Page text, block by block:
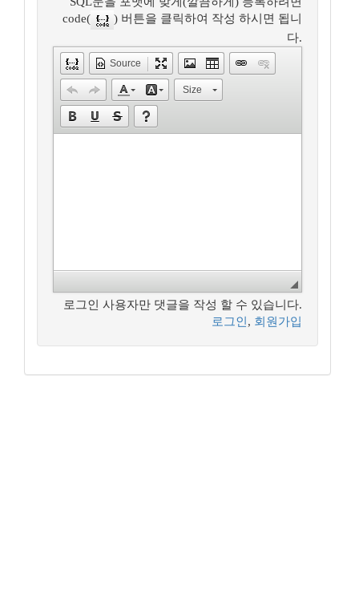
code(
) 버튼을 클릭하여 작성 하시면 됩니
다.
Source
Size
로그인 사용자만 댓글을 작성 할 수 있습니다.
로그인 , 회원가입